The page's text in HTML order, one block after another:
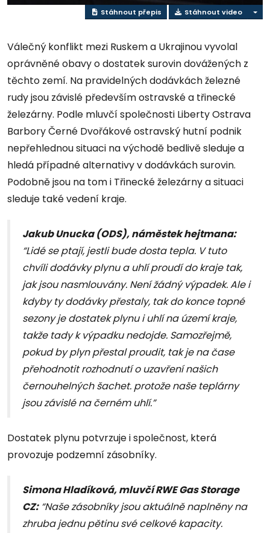
Stáhnout přepis Stáhnout video
Válečný konflikt mezi Ruskem a Ukrajinou vyvolal
oprávněné obavy o dostatek surovin dovážených z
těchto zemí. Na pravidelných dodávkách železné
rudy jsou závislé především ostravské a třinecké
železárny. Podle mluvčí společnosti Liberty Ostrava
Barbory Černé Dvořákové ostravský hutní podnik
nepřehlednou situaci na východě bedlivě sleduje a
hledá případné alternativy v dodávkách surovin.
Podobně jsou na tom i Třinecké železárny a situaci
sleduje také vedení kraje.
Jakub Unucka (ODS), náměstek hejtmana:
“Lidé se ptají, jestli bude dosta tepla. V tuto
chvíli dodávky plynu a uhlí proudí do kraje tak,
jak jsou nasmlouvány. Není žádný výpadek. Ale i
kdyby ty dodávky přestaly, tak do konce topné
sezony je dostatek plynu i uhlí na území kraje,
takže tady k výpadku nedojde. Samozřejmě,
pokud by plyn přestal proudit, tak je na čase
přehodnotit rozhodnutí o uzavření našich
černouhelných šachet. protože naše teplárny
jsou závislé na černém uhlí.”
Dostatek plynu potvrzuje i společnost, která
provozuje podzemní zásobníky.
Simona Hladíková, mluvčí RWE Gas Storage
CZ:“Naše zásobníky jsou aktuálně naplněny na
zhruba jednu pětinu své celkové kapacity.